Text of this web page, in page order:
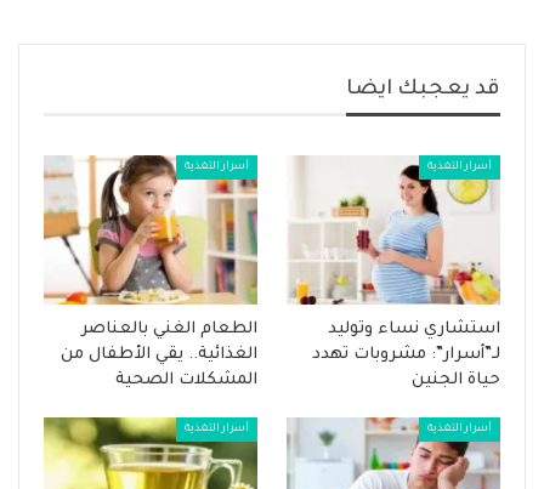
قد يعجبك ايضا
أسرار التغذية
استشاري نساء وتوليد
لـ”أسرار”: مشروبات تهدد
حياة الجنين
أسرار التغذية
الطعام الغني بالعناصر
الغذائية.. يقي الأطفال من
المشكلات الصحية
أسرار التغذية أسرار التغذية